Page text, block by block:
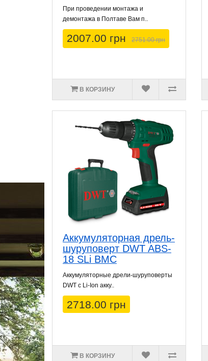
При проведении монтажа и
демонтажа в Полтаве Вам п..
2007.00 грн 2751.00 грн
В КОРЗИНУ
Аккумуляторная дрель-
шуруповерт DWT ABS-
18 SLi BMC
Аккумуляторные дрели-шуруповерты
DWT с Li-Ion акку..
2718.00 грн
В КОРЗИНУ